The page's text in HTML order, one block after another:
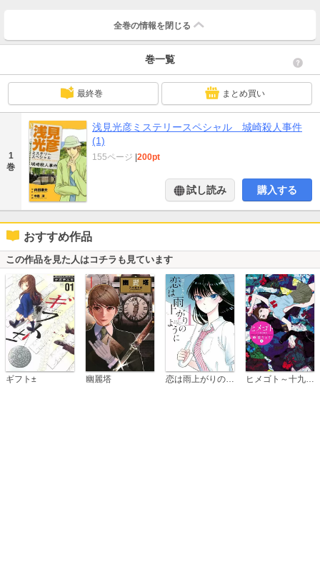
全巻の情報を 閉じる
巻一覧
最終巻 まとめ買い
1
巻
浅見光彦ミステリースペシャル 城崎殺人事件
(1)
155ページ |200pt
試し読み 購入する
おすすめ作品
この作品を見た人はコチラも見ています
ギフト± 幽麗塔 ヒメゴト～十九歳の制服～